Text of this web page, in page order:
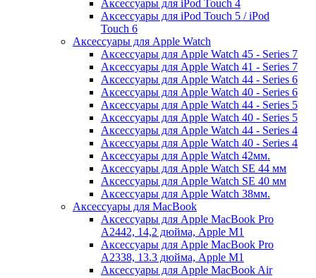
Аксессуары для iPod Touch 4
Аксессуары для iPod Touch 5 / iPod
Touch 6
Аксессуары для Apple Watch
Аксессуары для Apple Watch 45 - Series 7
Аксессуары для Apple Watch 41 - Series 7
Аксессуары для Apple Watch 44 - Series 6
Аксессуары для Apple Watch 40 - Series 6
Аксессуары для Apple Watch 44 - Series 5
Аксессуары для Apple Watch 40 - Series 5
Аксессуары для Apple Watch 44 - Series 4
Аксессуары для Apple Watch 40 - Series 4
Аксессуары для Apple Watch 42мм.
Аксессуары для Apple Watch SE 44 мм
Аксессуары для Apple Watch SE 40 мм
Аксессуары для Apple Watch 38мм.
Аксессуары для MacBook
Аксессуары для Apple MacBook Pro
A2442, 14,2 дюйма, Apple M1
Аксессуары для Apple MacBook Pro
A2338, 13.3 дюйма, Apple M1
Аксессуары для Apple MacBook Air